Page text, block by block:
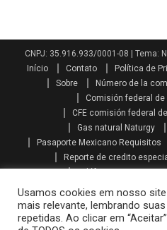
CNPJ: 35.916.933/0001-08 Tema:
Início
Contato Política de
Sobre
Número de la
Comisión federal
CFE comisión federal
Gas natural Naturgy
Pasaporte Mexicano Requisitos
Reporte de credito
Como se calcula el aguinaldo
Como se calcula la prima
Promociones telcel recargas
Usamos cookies em nosso
mais relevante, lembrando
repetidas. Ao clicar em